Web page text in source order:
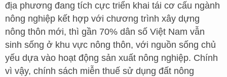
địa phương đang tích cực triển khai tái cơ cấu ngành
nông nghiệp kết hợp với chương trình xây dựng
nông thôn mới, thì gần 70% dân số Việt Nam vẫn
sinh sống ở khu vực nông thôn, với nguồn sống chủ
yếu dựa vào hoạt động sản xuất nông nghiệp. Chính
vì vậy, chính sách miễn thuế sử dụng đất nông